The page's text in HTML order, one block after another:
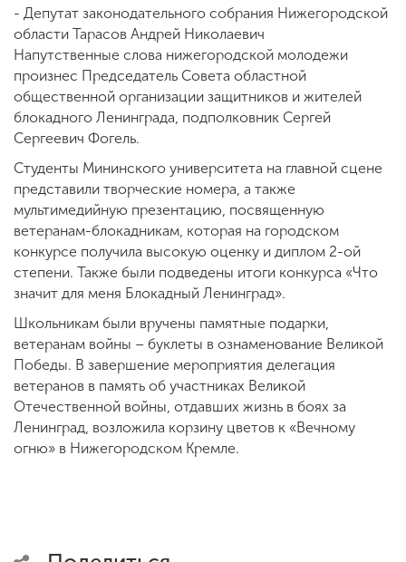
- Депутат законодательного собрания Нижегородской
области Тарасов Андрей Николаевич
Напутственные слова нижегородской молодежи
произнес Председатель Совета областной
общественной организации защитников и жителей
блокадного Ленинграда, подполковник Сергей
Сергеевич Фогель.
Студенты Мининского университета на главной сцене
представили творческие номера, а также
мультимедийную презентацию, посвященную
ветеранам-блокадникам, которая на городском
конкурсе получила высокую оценку и диплом 2-ой
степени. Также были подведены итоги конкурса «Что
значит для меня Блокадный Ленинград».
Школьникам были вручены памятные подарки,
ветеранам войны – буклеты в ознаменование Великой
Победы. В завершение мероприятия делегация
ветеранов в память об участниках Великой
Отечественной войны, отдавших жизнь в боях за
Ленинград, возложила корзину цветов к «Вечному
огню» в Нижегородском Кремле.